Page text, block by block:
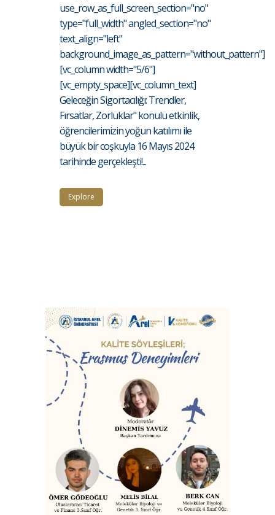
use_row_as_full_screen_section="no"
type="full_width" angled_section="no"
text_align="left"
background_image_as_pattern="without_pattern"]
[vc_column width="5/6"]
[vc_empty_space][vc_column_text]
Geleceğin Sigortacılığı: Trendler,
Fırsatlar, Zorluklar" konulu etkinlik,
öğrencilerimizin yoğun katılımı ile
büyük bir coşkuyla 16 Mayıs 2024
tarihinde gerçekleşti!...
Explore